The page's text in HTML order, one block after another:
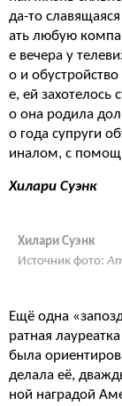
да-то
ать любую
е вечера у
о и
е, ей захотелось
о она родила
о года супруги
иналом, с
Хилари Суэнк
Хилари Суэнк
Источник фото:
Ещё одна
ратная
была
делала её,
ной наградой